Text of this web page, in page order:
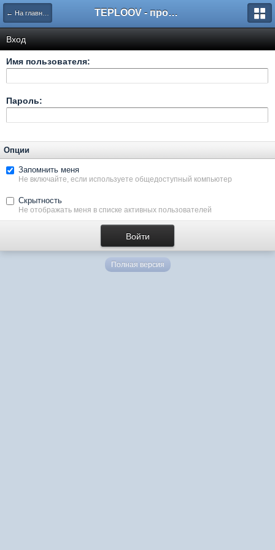
← На главную TEPLOOV - программный комплекс для расчёта систем отопления и вентиляции
Вход
Имя пользователя:
Пароль:
Опции
Запомнить меня
Не включайте, если используете общедоступный компьютер
Скрытность
Не отображать меня в списке активных пользователей
Полная версия